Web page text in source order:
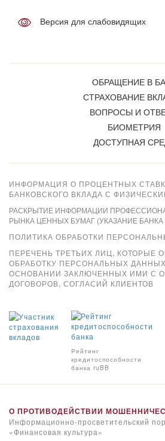
Версия для слабовидящих
ОБРАЩЕНИЕ В
СТРАХОВАНИЕ
ВОПРОСЫ И
БИОМЕТРИЯ
ДОСТУПНАЯ
ИНФОРМАЦИЯ О ПРОЦЕНТНЫХ
БАНКОВСКОГО ВКЛАДА С
РАСКРЫТИЕ ИНФОРМАЦИИ
РЫНКА ЦЕННЫХ БУМАГ (УКАЗАНИЕ
ПОЛИТИКА ОБРАБОТКИ
ПЕРЕЧЕНЬ ТРЕТЬИХ ЛИЦ, КОТОРЫЕ
ОБРАБОТКУ ПЕРСОНАЛЬНЫХ
ОСНОВАНИИ ЗАКЛЮЧЕННЫХ ИМИ С
ДОГОВОРОВ, СОГЛАСИЙ КЛИЕНТОВ
Рейтинг
кредитоспособности
банка ruBB
О ПРОТИВОДЕЙСТВИИ
Информационно-просветительский
«Финансовая культура»